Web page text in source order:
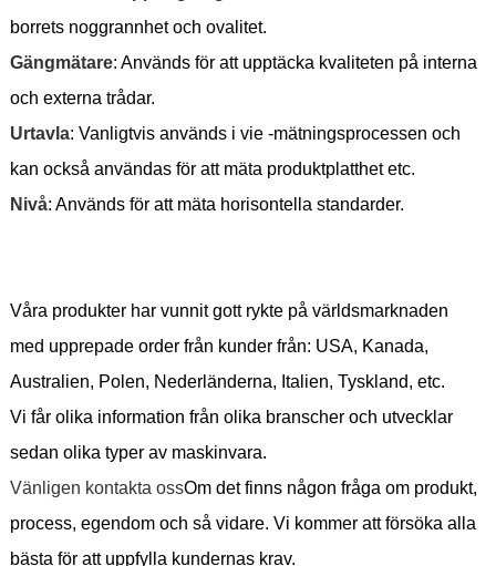
borrets noggrannhet och ovalitet.
Gängmätare: Används för att upptäcka kvaliteten på interna
och externa trådar.
Urtavla: Vanligtvis används i vie -mätningsprocessen och
kan också användas för att mäta produktplatthet etc.
Nivå: Används för att mäta horisontella standarder.
Våra produkter har vunnit gott rykte på världsmarknaden
med upprepade order från kunder från: USA, Kanada,
Australien, Polen, Nederländerna, Italien, Tyskland, etc.
Vi får olika information från olika branscher och utvecklar
sedan olika typer av maskinvara.
Vänligen kontakta ossOm det finns någon fråga om produkt,
process, egendom och så vidare. Vi kommer att försöka alla
bästa för att uppfylla kundernas krav.